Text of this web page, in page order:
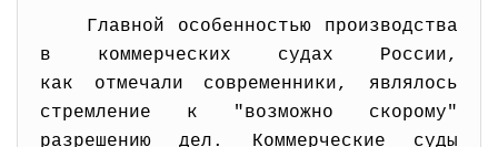
Главной особенностью производства
в коммерческих судах России,
как отмечали современники, являлось
стремление к "возможно скорому"
разрешению дел. Коммерческие суды